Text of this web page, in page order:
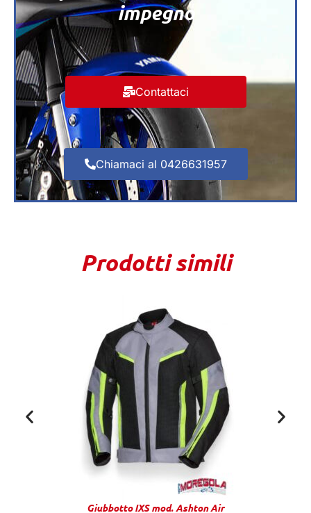
impegno
Contattaci
Chiamaci al 0426631957
Prodotti simili
Giubbotto IXS mod. Ashton Air